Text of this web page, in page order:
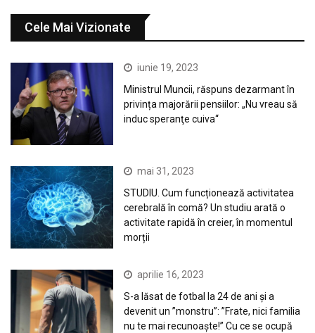
Cele Mai Vizionate
iunie 19, 2023
Ministrul Muncii, răspuns dezarmant în
privința majorării pensiilor: „Nu vreau să
induc speranţe cuiva“
mai 31, 2023
STUDIU. Cum funcționează activitatea
cerebrală în comă? Un studiu arată o
activitate rapidă în creier, în momentul
morții
aprilie 16, 2023
S-a lăsat de fotbal la 24 de ani și a
devenit un ”monstru”: ”Frate, nici familia
nu te mai recunoaște!” Cu ce se ocupă